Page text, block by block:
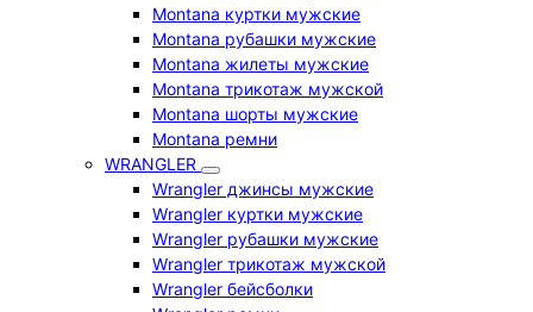
Montana куртки мужские
Montana рубашки мужские
Montana жилеты мужские
Montana трикотаж мужской
Montana шорты мужские
Montana ремни
WRANGLER
Wrangler джинсы мужские
Wrangler куртки мужские
Wrangler рубашки мужские
Wrangler трикотаж мужской
Wrangler бейсболки